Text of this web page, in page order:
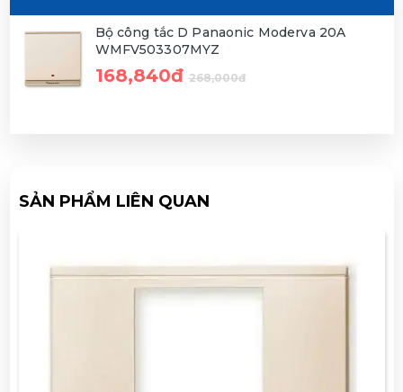
Bộ công tắc D Panaonic Moderva 20A
WMFV503307MYZ
168,840đ 268,000đ
SẢN PHẨM LIÊN QUAN